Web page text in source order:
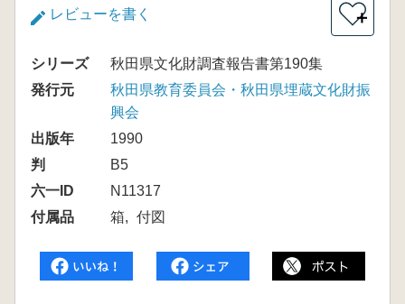
レビューを書く ＋
シリーズ
秋田県文化財調査報告書第190集
発行元
秋田県教育委員会・秋田県埋蔵文化財振
興会
出版年
1990
判
B5
六一ID
N11317
付属品
箱 付図